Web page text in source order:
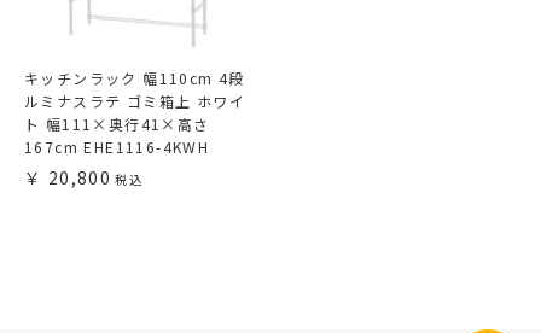
キッチンラック 幅110cm 4段
ルミナスラテ ゴミ箱上 ホワイ
ト 幅111×奥行41×高さ
167cm EHE1116-4KWH
20,800